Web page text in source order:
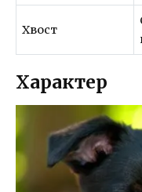
Хвост
Характер